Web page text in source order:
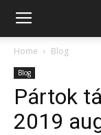
Home Blog
Blog
Pártok
2019